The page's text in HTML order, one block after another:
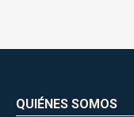
QUIÉNES SOMOS